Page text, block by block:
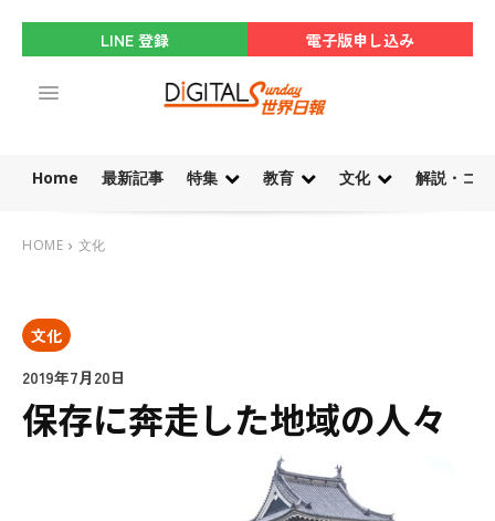
LINE 登録 電子版申し込み
Home 最新記事 特集 教育 文化 解説・コ
HOME 文化
文化
2019年7月20日
保存に奔走した地域の人々